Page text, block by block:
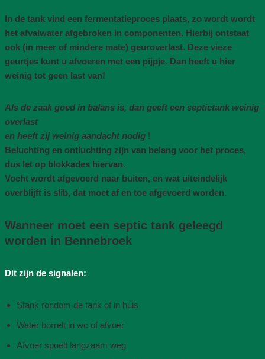
In de tank vind een fermentatieproces plaats, zo wordt wordt
het afvalwater afgebroken in componenten. Hierbij ontstaat
ook (in meer of mindere mate) geuroverlast. Deze vieze
geurtjes kunt u afvoeren met een pijpje. Dan heeft u hier
weinig tot geen last van!
Als de zaak goed in balans is, dan geeft een septictank weinig
overlast
en heeft zij weinig aandacht nodig !
Beluchting en ontluchting zijn van belang voor het proces,
dus let op blokkades hiervan.
Vocht wordt afgevoerd naar buiten, en wat uiteindelijk
overblijft is slib, dat moet af en toe afgevoerd worden.
Wanneer moet een septic tank geleegd
worden in Bennebroek
Dit zijn de signalen:
Stank rondom de tank of in huis
Water borrelt in wc of afvoer
Afvoer spoelt langzaam weg